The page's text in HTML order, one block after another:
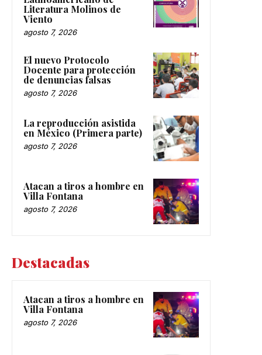
Literatura Molinos de
Viento
agosto 7, 2026
El nuevo Protocolo
Docente para protección
de denuncias falsas
agosto 7, 2026
La reproducción asistida
en México (Primera parte)
agosto 7, 2026
Atacan a tiros a hombre en
Villa Fontana
agosto 7, 2026
Destacadas
Atacan a tiros a hombre en
Villa Fontana
agosto 7, 2026